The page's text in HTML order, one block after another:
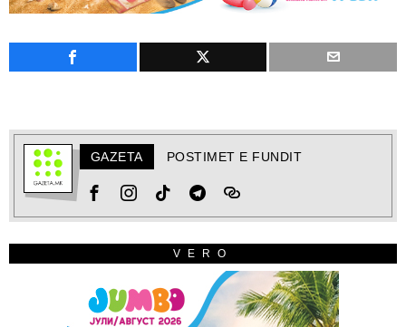
GAZETA POSTIMET E FUNDIT
VERO